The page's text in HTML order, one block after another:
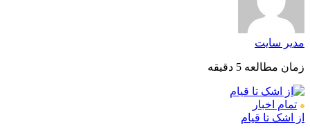
مدیر سایت
زمان مطالعه 5 دقیقه
تمام اخبار
از اشک تا قیام